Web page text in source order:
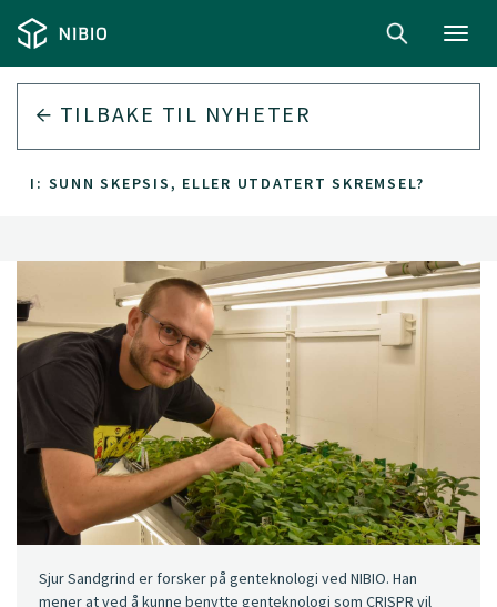
TILBAKE TIL NYHETER
SUNN SKEPSIS, ELLER UTDATERT SKREMSEL?
Sjur Sandgrind er forsker på genteknologi ved NIBIO. Han
mener at ved å kunne benytte genteknologi som CRISPR vil